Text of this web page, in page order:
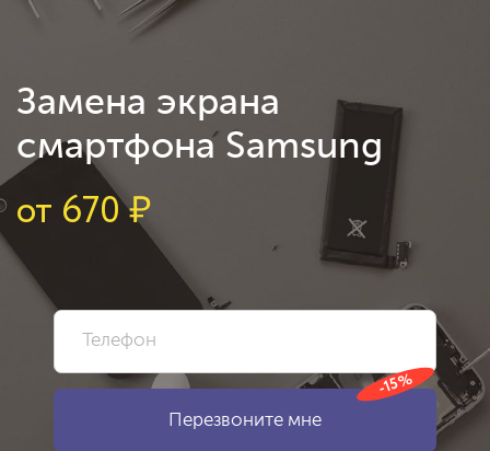
Замена экрана
смартфона Samsung
от 670₽
-15%